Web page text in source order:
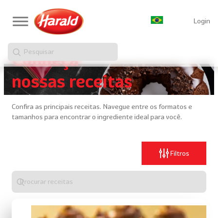
Login
Pesquisar
Conheça
nossas receitas
Confira as principais receitas. Navegue entre os formatos e
tamanhos para encontrar o ingrediente ideal para você.
Filtros
Digite
algo
para
realizar